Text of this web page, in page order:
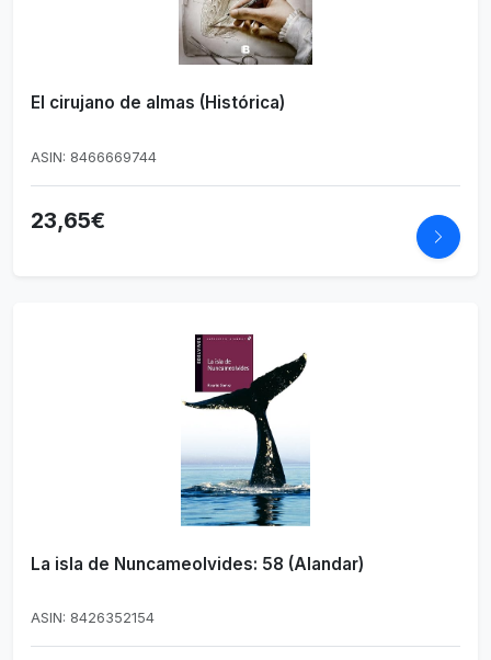
El cirujano de almas (Histórica)
ASIN: 8466669744
23,65€
La isla de Nuncameolvides: 58 (Alandar)
ASIN: 8426352154